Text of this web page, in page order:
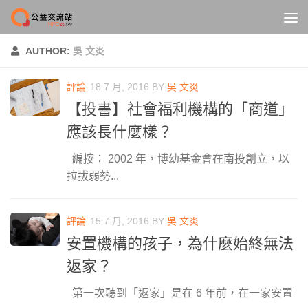
Skip to content
AUTHOR: 吳 文炎
評論 18 7 月, 2016 BY 吳 文炎
【投書】社會福利機構的「商道」
應該長什麼樣？
編按： 2002 年，博幼基金會在南投創立，以
拉拔弱勢...
評論 15 7 月, 2016 BY 吳 文炎
安置機構的孩子，為什麼始終無法
返家？
第一次聽到「返家」是在 6 年前，在一家安置